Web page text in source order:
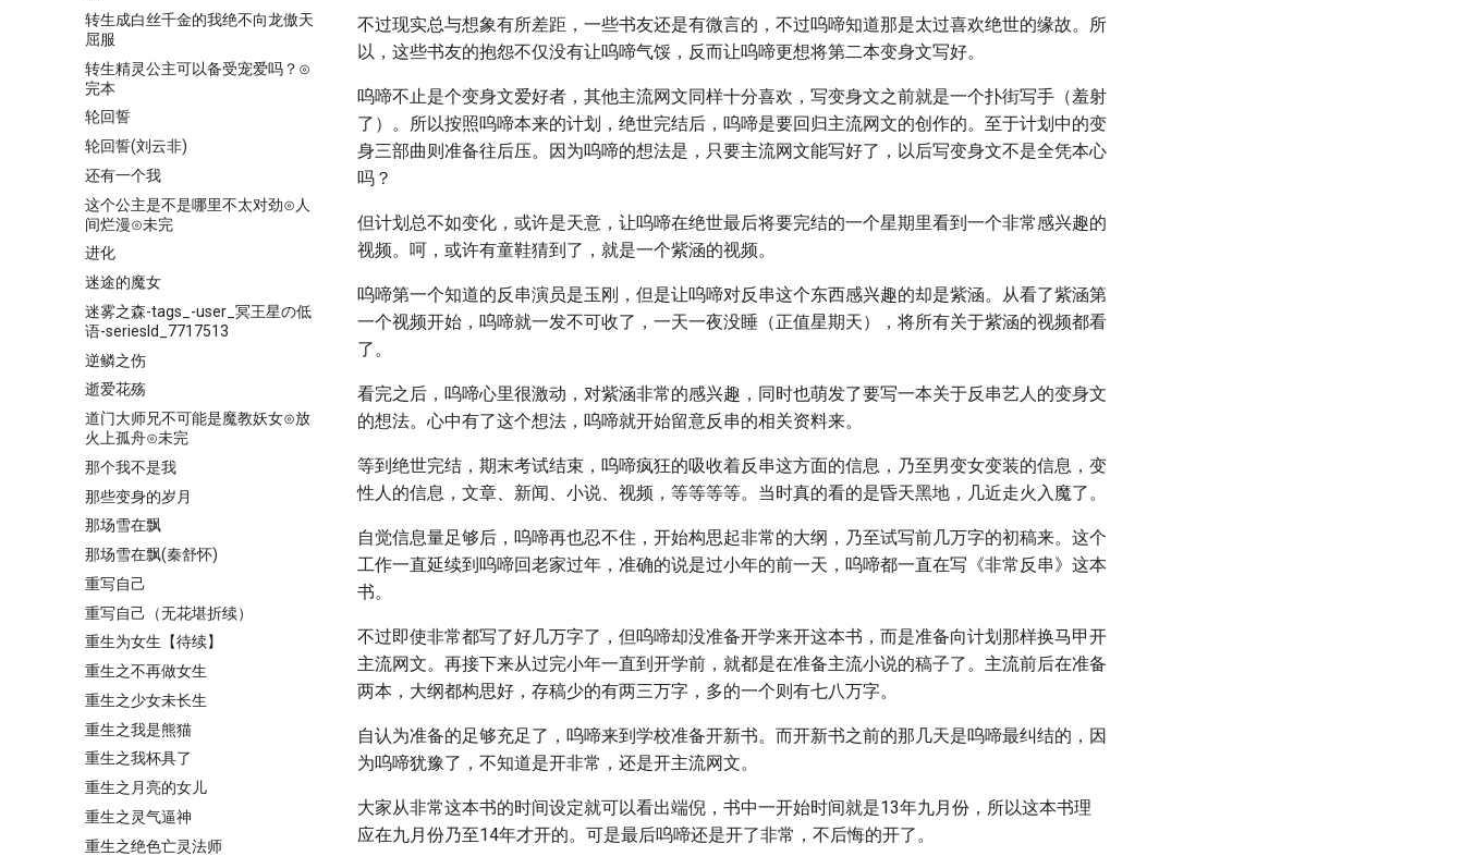
转生成白丝千金的我绝不向龙傲天
屈服
转生精灵公主可以备受宠爱吗？⊙
完本
轮回誓
轮回誓(刘云非)
还有一个我
这个公主是不是哪里不太对劲⊙人
间烂漫⊙未完
进化
迷途的魔女
迷雾之森-tags_-user_冥王星の低
语-seriesId_7717513
逆鳞之伤
逝爱花殇
道门大师兄不可能是魔教妖女⊙放
火上孤舟⊙未完
那个我不是我
那些变身的岁月
那场雪在飘
那场雪在飘(秦舒怀)
重写自己
重写自己（无花堪折续）
重生为女生【待续】
重生之不再做女生
重生之少女未长生
重生之我是熊猫
重生之我杯具了
重生之月亮的女儿
重生之灵气逼神
重生之绝色亡灵法师
不过现实总与想象有所差距，一些书友还是有微言的，不过呜啼知道那是太过喜欢绝世的缘故。所
以，这些书友的抱怨不仅没有让呜啼气馁，反而让呜啼更想将第二本变身文写好。
呜啼不止是个变身文爱好者，其他主流网文同样十分喜欢，写变身文之前就是一个扑街写手（羞射
了）。所以按照呜啼本来的计划，绝世完结后，呜啼是要回归主流网文的创作的。至于计划中的变
身三部曲则准备往后压。因为呜啼的想法是，只要主流网文能写好了，以后写变身文不是全凭本心
吗？
但计划总不如变化，或许是天意，让呜啼在绝世最后将要完结的一个星期里看到一个非常感兴趣的
视频。呵，或许有童鞋猜到了，就是一个紫涵的视频。
呜啼第一个知道的反串演员是玉刚，但是让呜啼对反串这个东西感兴趣的却是紫涵。从看了紫涵第
一个视频开始，呜啼就一发不可收了，一天一夜没睡（正值星期天），将所有关于紫涵的视频都看
了。
看完之后，呜啼心里很激动，对紫涵非常的感兴趣，同时也萌发了要写一本关于反串艺人的变身文
的想法。心中有了这个想法，呜啼就开始留意反串的相关资料来。
等到绝世完结，期末考试结束，呜啼疯狂的吸收着反串这方面的信息，乃至男变女变装的信息，变
性人的信息，文章、新闻、小说、视频，等等等等。当时真的看的是昏天黑地，几近走火入魔了。
自觉信息量足够后，呜啼再也忍不住，开始构思起非常的大纲，乃至试写前几万字的初稿来。这个
工作一直延续到呜啼回老家过年，准确的说是过小年的前一天，呜啼都一直在写《非常反串》这本
书。
不过即使非常都写了好几万字了，但呜啼却没准备开学来开这本书，而是准备向计划那样换马甲开
主流网文。再接下来从过完小年一直到开学前，就都是在准备主流小说的稿子了。主流前后在准备
两本，大纲都构思好，存稿少的有两三万字，多的一个则有七八万字。
自认为准备的足够充足了，呜啼来到学校准备开新书。而开新书之前的那几天是呜啼最纠结的，因
为呜啼犹豫了，不知道是开非常，还是开主流网文。
大家从非常这本书的时间设定就可以看出端倪，书中一开始时间就是13年九月份，所以这本书理
应在九月份乃至14年才开的。可是最后呜啼还是开了非常，不后悔的开了。